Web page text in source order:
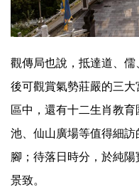
觀傳局也說，抵達道、儒
後可觀賞氣勢莊嚴的三
區中，還有十二生肖教
池、 仙山廣場等值得細
腳； 待落日時分，於純
景致。